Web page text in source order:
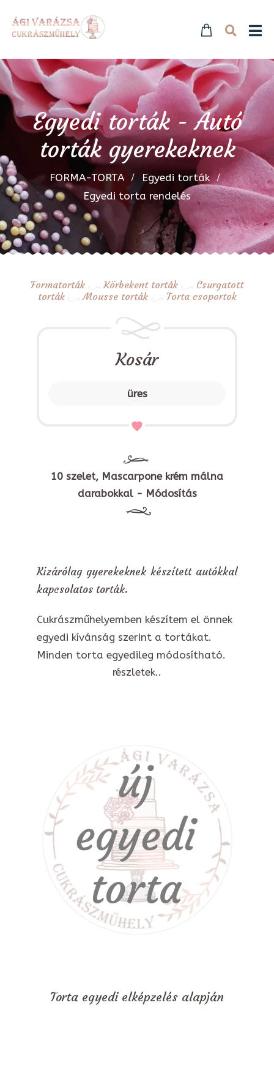
Egyedi torták - Autó
torták gyerekeknek
FORMA-TORTA
Egyedi torták
Egyedi torta rendelés
Formatorták Körbekent torták
Csurgatott
torták
Mousse torták Torta csoportok
Kosár
üres
10 szelet, Mascarpone krém málna
darabokkal - Módosítás
Kizárólag gyerekeknek készített autókkal
kapcsolatos torták.
Cukrászműhelyemben készítem el önnek
egyedi kívánság szerint a tortákat.
Minden torta egyedileg módosítható.
részletek..
Torta egyedi elképzelés alapján